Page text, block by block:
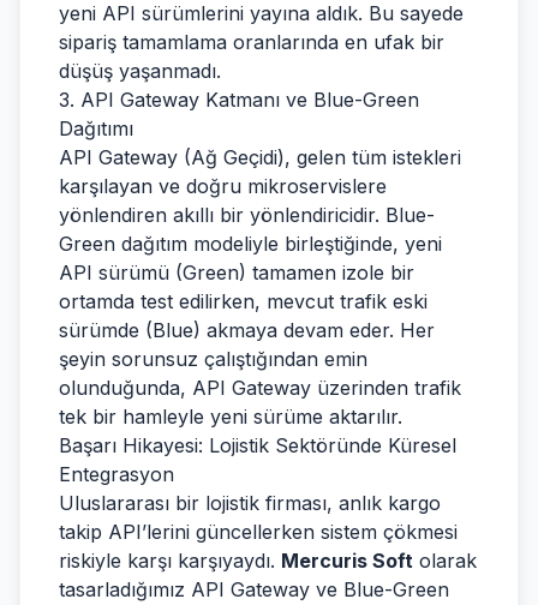
yeni API sürümlerini yayına aldık. Bu sayede
sipariş tamamlama oranlarında en ufak bir
düşüş yaşanmadı.
3. API Gateway Katmanı ve Blue-Green
Dağıtımı
API Gateway (Ağ Geçidi), gelen tüm istekleri
karşılayan ve doğru mikroservislere
yönlendiren akıllı bir yönlendiricidir. Blue-
Green dağıtım modeliyle birleştiğinde, yeni
API sürümü (Green) tamamen izole bir
ortamda test edilirken, mevcut trafik eski
sürümde (Blue) akmaya devam eder. Her
şeyin sorunsuz çalıştığından emin
olunduğunda, API Gateway üzerinden trafik
tek bir hamleyle yeni sürüme aktarılır.
Başarı Hikayesi: Lojistik Sektöründe Küresel
Entegrasyon
Uluslararası bir lojistik firması, anlık kargo
takip API’lerini güncellerken sistem çökmesi
riskiyle karşı karşıyaydı. Mercuris Soft olarak
tasarladığımız API Gateway ve Blue-Green